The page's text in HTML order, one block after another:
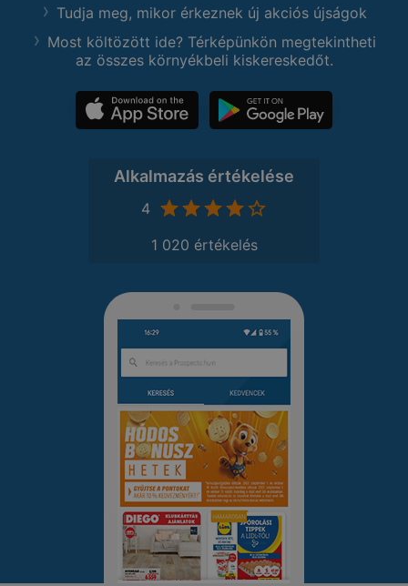
Tudja meg, mikor érkeznek új akciós újságok
Most költözött ide? Térképünkön megtekintheti
az összes környékbeli kiskereskedőt.
Alkalmazás értékelése
4
1 020 értékelés